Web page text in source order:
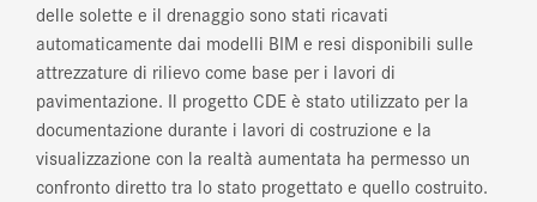
delle solette e il drenaggio sono stati ricavati
automaticamente dai modelli BIM e resi disponibili sulle
attrezzature di rilievo come base per i lavori di
pavimentazione. Il progetto CDE è stato utilizzato per la
documentazione durante i lavori di costruzione e la
visualizzazione con la realtà aumentata ha permesso un
confronto diretto tra lo stato progettato e quello costruito.